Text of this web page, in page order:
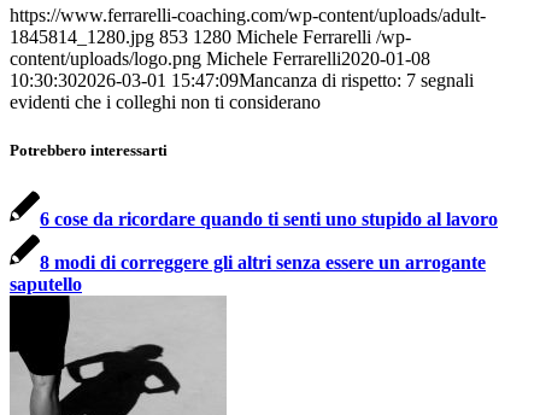
https://www.ferrarelli-coaching.com/wp-content/uploads/adult-
1845814_1280.jpg 853 1280 Michele Ferrarelli /wp-
content/uploads/logo.png Michele Ferrarelli2020-01-08
10:30:302026-03-01 15:47:09Mancanza di rispetto: 7 segnali
evidenti che i colleghi non ti considerano
Potrebbero interessarti
6 cose da ricordare quando ti senti uno stupido al lavoro
8 modi di correggere gli altri senza essere un arrogante
saputello